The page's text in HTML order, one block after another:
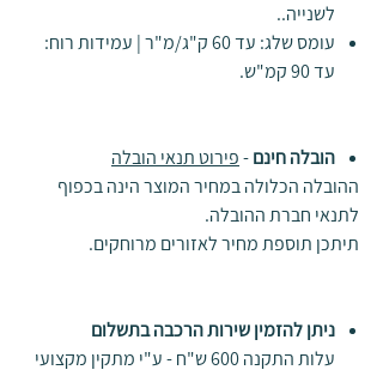
לשנייה..
עומס שלג: עד 60 ק"ג/מ"ר | עמידות רוח:
עד 90 קמ"ש.
הובלה חינם-פירוט תנאי הובלה
ההובלה הכלולה במחיר המוצר הינה בכפוף
לתנאי חברת ההובלה.
תיתכן תוספת מחיר לאזורים מרוחקים.
ניתן להזמין שירות הרכבה בתשלום
עלות התקנה 600 ש"ח - ע"י מתקין מקצועי